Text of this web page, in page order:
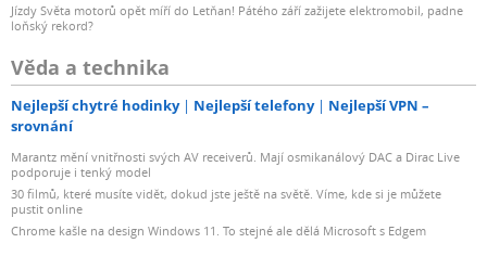
Jízdy Světa motorů opět míří do Letňan! Pátého září zažijete elektromobil, padne
loňský rekord?
Věda a technika
Nejlepší chytré hodinky Nejlepší telefony
Nejlepší VPN –
srovnání
Marantz mění vnitřnosti svých AV receiverů. Mají osmikanálový DAC a Dirac Live
podporuje i tenký model
30 filmů, které musíte vidět, dokud jste ještě na světě. Víme, kde si je můžete
pustit online
Chrome kašle na design Windows 11. To stejné ale dělá Microsoft s Edgem